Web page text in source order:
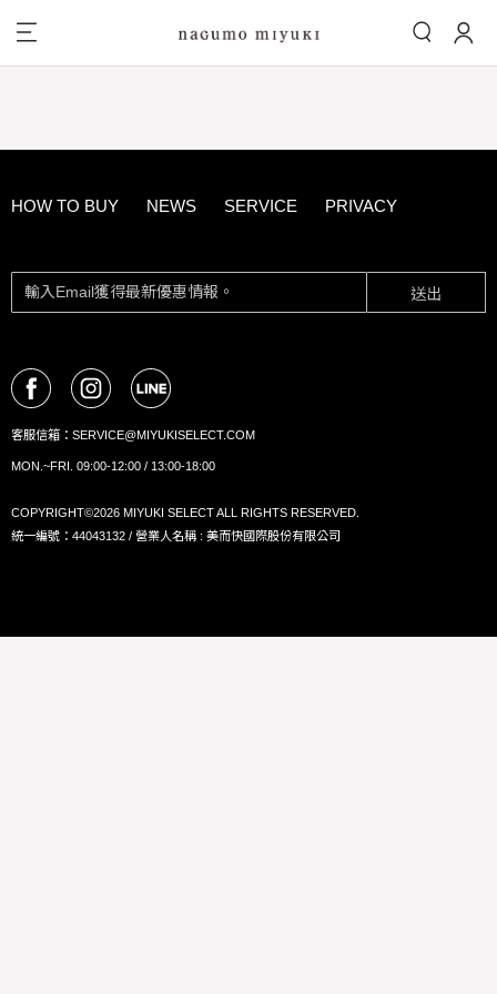
HOW TO BUY NEWS SERVICE PRIVACY
送出
客服信箱： SERVICE@MIYUKISELECT.COM
MON.~FRI. 09:00-12:00 / 13:00-18:00
COPYRIGHT©2026 MIYUKI SELECT ALL RIGHTS RESERVED.
統一編號：44043132 / 營業人名稱 : 美而快國際股份有限公司